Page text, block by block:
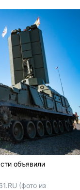
объявили
(фото из